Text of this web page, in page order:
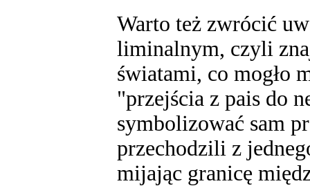
Warto też zwrócić
liminalnym, czyli
światami, co mogło
"przejścia z pais do
symbolizować sam
przechodzili z
mijając granicę